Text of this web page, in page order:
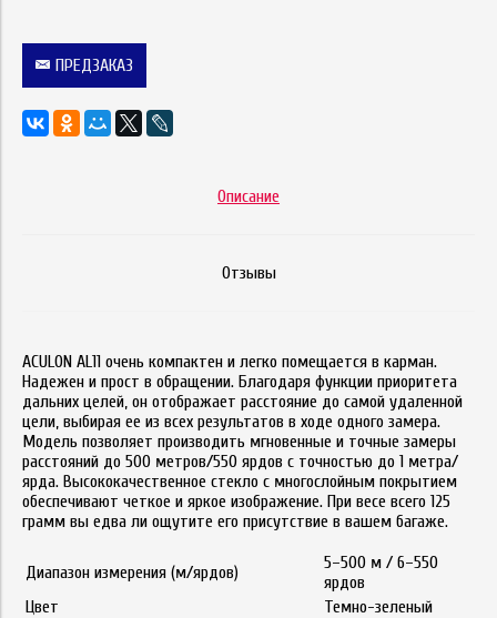
ПРЕДЗАКАЗ
Описание
Отзывы
ACULON AL11 очень компактен и легко помещается в карман.
Надежен и прост в обращении. Благодаря функции приоритета
дальних целей, он отображает расстояние до самой удаленной
цели, выбирая ее из всех результатов в ходе одного замера.
Модель позволяет производить мгновенные и точные замеры
расстояний до 500 метров/550 ярдов с точностью до 1 метра/
ярда. Высококачественное стекло с многослойным покрытием
обеспечивают четкое и яркое изображение. При весе всего 125
грамм вы едва ли ощутите его присутствие в вашем багаже.
Диапазон измерения (м/ярдов)
5–500 м / 6–550
ярдов
Цвет
Темно-зеленый